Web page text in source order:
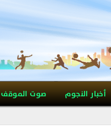
أخبار النجوم صوت الموقف